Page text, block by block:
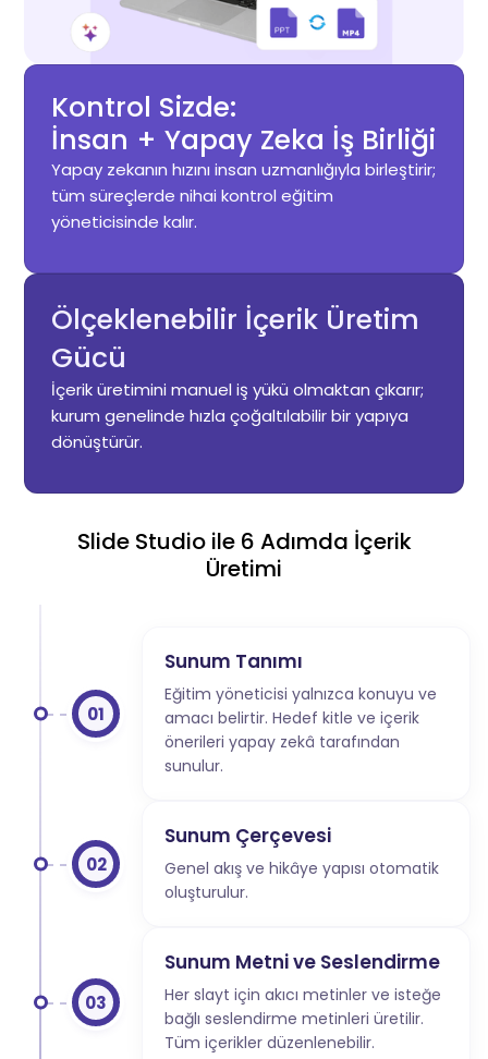
Kontrol Sizde:
İnsan + Yapay Zeka İş Birliği
Yapay zekanın hızını insan uzmanlığıyla birleştirir;
tüm süreçlerde nihai kontrol eğitim
yöneticisinde kalır.
Ölçeklenebilir İçerik Üretim
Gücü
İçerik üretimini manuel iş yükü olmaktan çıkarır;
kurum genelinde hızla çoğaltılabilir bir yapıya
dönüştürür.
Slide Studio ile 6 Adımda İçerik
Üretimi
01
Sunum Tanımı
Eğitim yöneticisi yalnızca konuyu ve
amacı belirtir. Hedef kitle ve içerik
önerileri yapay zekâ tarafından
sunulur.
02
Sunum Çerçevesi
Genel akış ve hikâye yapısı otomatik
oluşturulur.
03
Sunum Metni ve Seslendirme
Her slayt için akıcı metinler ve isteğe
bağlı seslendirme metinleri üretilir.
Tüm içerikler düzenlenebilir.